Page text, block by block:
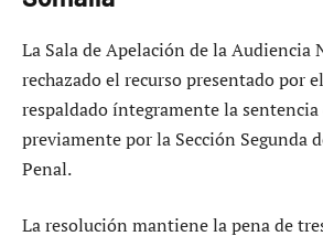
La Sala de Apelación de la Audiencia
rechazado el recurso presentado por
respaldado íntegramente la
previamente por la Sección Segunda
Penal.
La resolución mantiene la pena de